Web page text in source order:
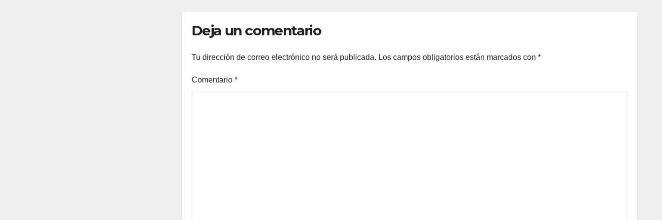
DOMO EN CARLOS
Deja un comentario
Tu dirección de correo electrónico no será publicada. Los campos obligatorios están marcados con *
Comentario *